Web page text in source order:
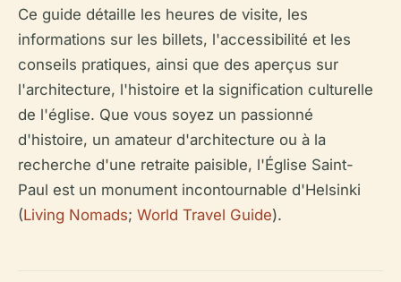
Ce guide détaille les heures de visite, les
informations sur les billets, l'accessibilité et les
conseils pratiques, ainsi que des aperçus sur
l'architecture, l'histoire et la signification culturelle
de l'église. Que vous soyez un passionné
d'histoire, un amateur d'architecture ou à la
recherche d'une retraite paisible, l'Église Saint-
Paul est un monument incontournable d'Helsinki
(Living Nomads; World Travel Guide).